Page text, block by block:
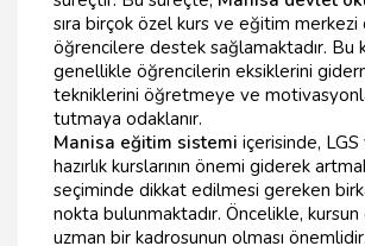
sıra birçok özel kurs ve eğitim merkezi
öğrencilere destek sağlamaktadır. Bu
genellikle öğrencilerin eksiklerini
tekniklerini öğretmeye ve
tutmaya odaklanır.
Manisa eğitim sistemi içerisinde, LGS
hazırlık kurslarının önemi giderek
seçiminde dikkat edilmesi gereken
nokta bulunmaktadır. Öncelikle,
uzman bir kadrosunun olması